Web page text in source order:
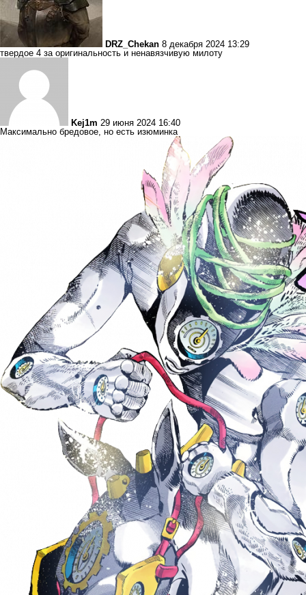
DRZ_Chekan 8 декабря 2024 13:29
твердое 4 за оригинальность и ненавязчивую милоту
Kej1m 29 июня 2024 16:40
Максимально бредовое, но есть изюминка